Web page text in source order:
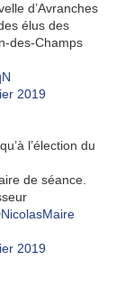
d’Avranches
élus des
des-Champs
2019
l’élection du
de séance.
2019